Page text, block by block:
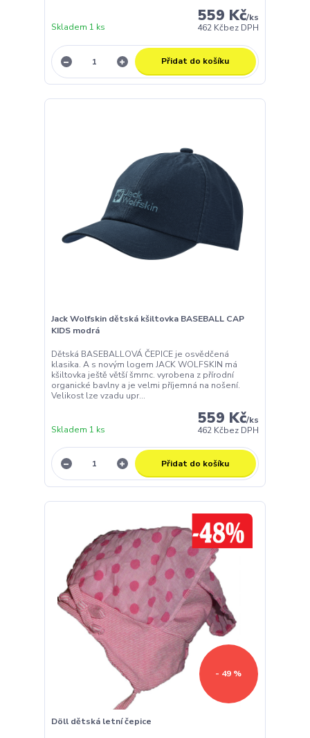
559 Kč/ks
462 Kčbez DPH
Skladem 1 ks
Přidat do košíku
Jack Wolfskin dětská kšiltovka BASEBALL CAP
KIDS modrá
Dětská BASEBALLOVÁ ČEPICE je osvědčená
klasika. A s novým logem JACK WOLFSKIN má
kšiltovka ještě větší šmrnc. vyrobena z přírodní
organické bavlny a je velmi příjemná na nošení.
Velikost lze vzadu upr...
559 Kč/ks
462 Kčbez DPH
Skladem 1 ks
Přidat do košíku
- 49 %
Döll dětská letní čepice